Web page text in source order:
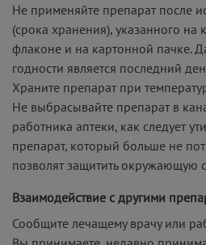
Не применяйте препарат после
(срока хранения), указанного на
флаконе и на картонной пачке.
годности является последний
Храните препарат при
Не выбрасывайте препарат в
работника аптеки, как следует
препарат, который больше не
позволят защитить окружающую
Взаимодействие с другими
Сообщите лечащему врачу или